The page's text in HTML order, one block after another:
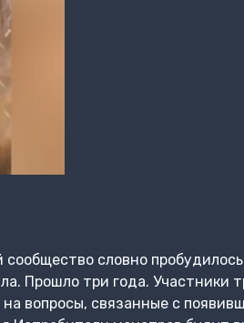
словно
Прошло три года. Участники
вопросы, связанные с